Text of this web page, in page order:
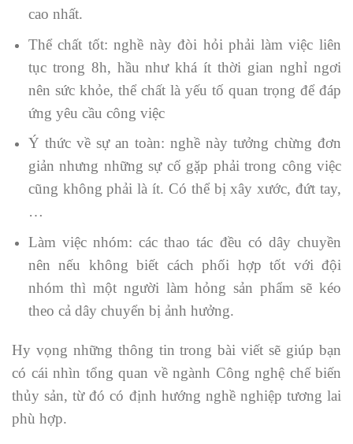
cao nhất.
Thể chất tốt: nghề này đòi hỏi phải làm việc liên
tục trong 8h, hầu như khá ít thời gian nghỉ ngơi
nên sức khỏe, thể chất là yếu tố quan trọng để đáp
ứng yêu cầu công việc
Ý thức về sự an toàn: nghề này tưởng chừng đơn
giản nhưng những sự cố gặp phải trong công việc
cũng không phải là ít. Có thể bị xây xước, đứt tay,
…
Làm việc nhóm: các thao tác đều có dây chuyền
nên nếu không biết cách phối hợp tốt với đội
nhóm thì một người làm hỏng sản phẩm sẽ kéo
theo cả dây chuyển bị ảnh hưởng.
Hy vọng những thông tin trong bài viết sẽ giúp bạn
có cái nhìn tổng quan về ngành Công nghệ chế biến
thủy sản, từ đó có định hướng nghề nghiệp tương lai
phù hợp.